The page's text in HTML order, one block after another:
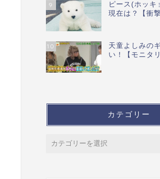
9
ピース(ホッキ
現在は？【衝
10
天童よしみの
い！【モニタ
カテゴリー